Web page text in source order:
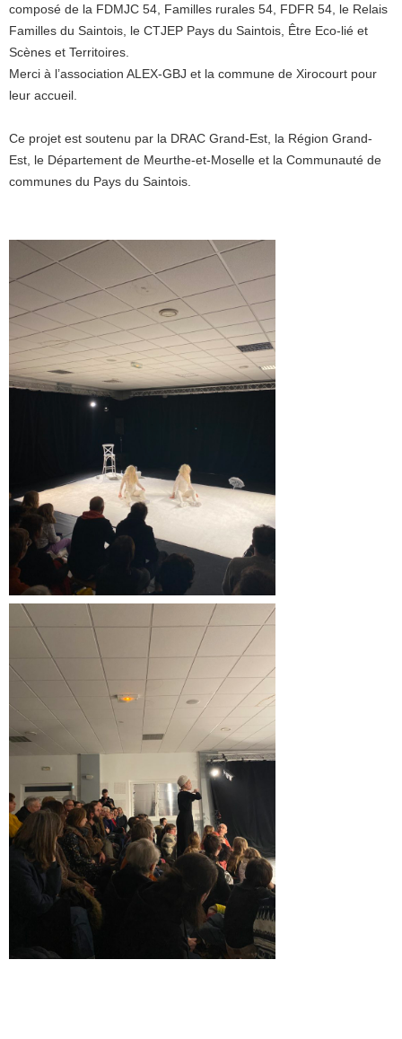
composé de la FDMJC 54, Familles rurales 54, FDFR 54, le Relais
Familles du Saintois, le CTJEP Pays du Saintois, Être Eco-lié et
Scènes et Territoires.
Merci à l’association ALEX-GBJ et la commune de Xirocourt pour
leur accueil.
Ce projet est soutenu par la DRAC Grand-Est, la Région Grand-
Est, le Département de Meurthe-et-Moselle et la Communauté de
communes du Pays du Saintois.